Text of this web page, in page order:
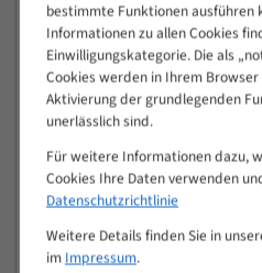
80
> 100
VOLLMATERIAL
M (mm)
Zoll (ZpZ))
>
25
10/14
15 - 40
8/12
25 - 50
bestimmte Funktionen ausführen
Informationen zu allen Cookies
Einwilligungskategorie. Die als
Cookies werden in Ihrem
Aktivierung der grundlegenden
unerlässlich sind.
Für weitere Informationen dazu,
Cookies Ihre Daten verwenden
Datenschutzrichtlinie
Weitere Details finden Sie in
im Impressum.